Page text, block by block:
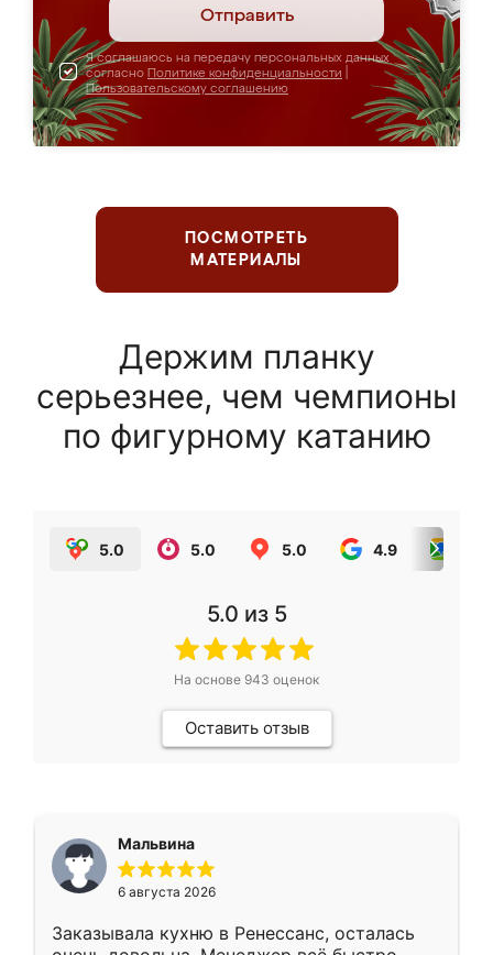
Отправить
Я соглашаюсь на передачу персональных данных
согласно Политике конфиденциальности
Пользовательскому соглашению
ПОСМОТРЕТЬ
МАТЕРИАЛЫ
Держим планку
серьезнее, чем чемпионы
по фигурному катанию
5.0 5.0 5.0 4.9
5.0 из 5
На основе 943 оценок
Оставить отзыв
Мальвина
6 августа 2026
Заказывала кухню в Ренессанс, осталась